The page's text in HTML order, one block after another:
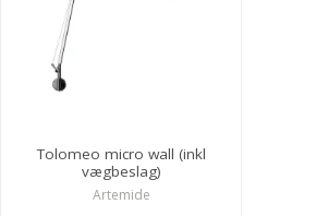
Tolomeo micro wall (inkl
vægbeslag)
Artemide